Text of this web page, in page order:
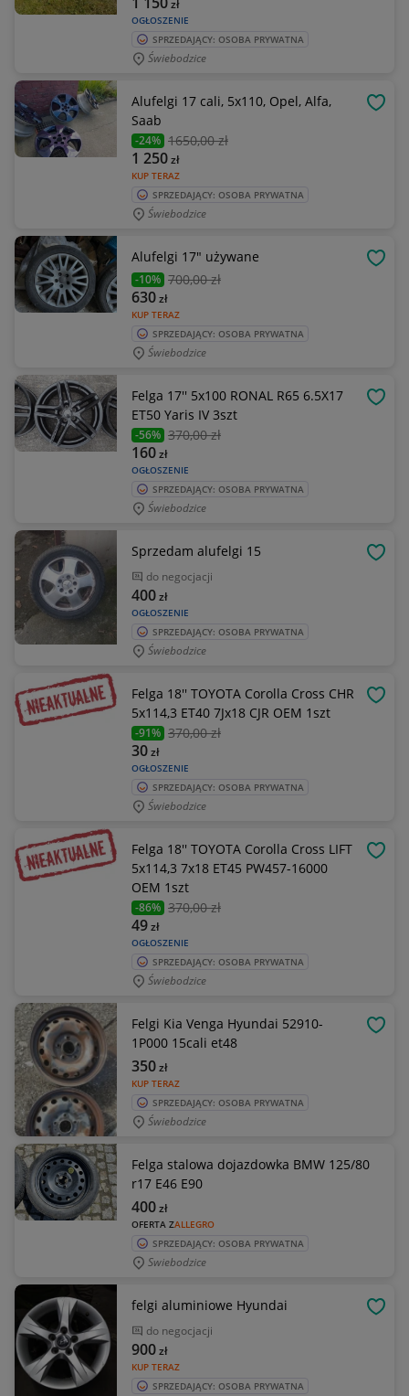
OGŁOSZENIE
zł
SPRZEDAJĄCY: OSOBA PRYWATNA
Świebodzice
Alufelgi 17 cali, 5x110, Opel, Alfa,
Saab
-24% 1650,00 zł
KUP TERAZ
1 250zł
SPRZEDAJĄCY: OSOBA PRYWATNA
Świebodzice
Alufelgi 17" używane
-10% 700,00 zł
KUP TERAZ
630zł
SPRZEDAJĄCY: OSOBA PRYWATNA
Świebodzice
Felga 17'' 5x100 RONAL R65 6.5X17
ET50 Yaris IV 3szt
-56% 370,00 zł
OGŁOSZENIE
160zł
SPRZEDAJĄCY: OSOBA PRYWATNA
Świebodzice
Sprzedam alufelgi 15
do negocjacji
OGŁOSZENIE
400zł
SPRZEDAJĄCY: OSOBA PRYWATNA
Świebodzice
Felga 18'' TOYOTA Corolla Cross CHR
5x114,3 ET40 7Jx18 CJR OEM 1szt
-91% 370,00 zł
OGŁOSZENIE
30zł
SPRZEDAJĄCY: OSOBA PRYWATNA
Świebodzice
Felga 18'' TOYOTA Corolla Cross LIFT
5x114,3 7x18 ET45 PW457-16000
OEM 1szt
-86% 370,00 zł
OGŁOSZENIE
49zł
SPRZEDAJĄCY: OSOBA PRYWATNA
Świebodzice
Felgi Kia Venga Hyundai 52910-
1P000 15cali et48
KUP TERAZ
350zł
SPRZEDAJĄCY: OSOBA PRYWATNA
Świebodzice
Felga stalowa dojazdowka BMW 125/80
r17 E46 E90
OFERTA ZALLEGRO
400zł
SPRZEDAJĄCY: OSOBA PRYWATNA
Swiebodzice
felgi aluminiowe Hyundai
do negocjacji
KUP TERAZ
900zł
SPRZEDAJĄCY: OSOBA PRYWATNA